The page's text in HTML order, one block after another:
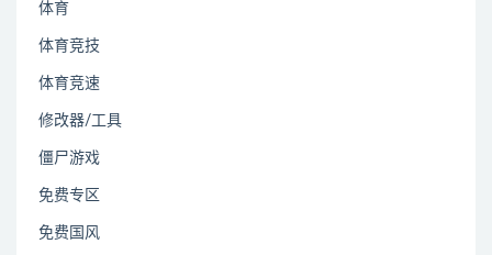
体育
体育竞技
体育竞速
修改器/工具
僵尸游戏
免费专区
免费国风